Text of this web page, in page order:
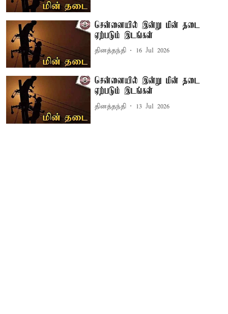
சென்னையில் இன்று மின் தடை
ஏற்படும் இடங்கள்
தினத்தந்தி 16 Jul 2026
சென்னையில் இன்று மின் தடை
ஏற்படும் இடங்கள்
தினத்தந்தி 13 Jul 2026